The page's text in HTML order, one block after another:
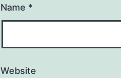
Name *
Website